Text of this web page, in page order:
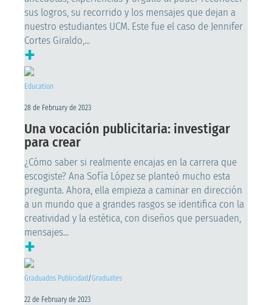
sus logros, su recorrido y los mensajes que dejan a
nuestro estudiantes UCM. Este fue el caso de Jennifer
Cortes Giraldo,...
+
Education
28 de February de 2023
Una vocación publicitaria: investigar
para crear
¿Cómo saber si realmente encajas en la carrera que
escogiste? Ana Sofía López se planteó mucho esta
pregunta. Ahora, ella empieza a caminar en dirección
a un mundo que a grandes rasgos se identifica con la
creatividad y la estética, con diseños que persuaden,
mensajes...
+
Graduados Publicidad/Graduates
22 de February de 2023